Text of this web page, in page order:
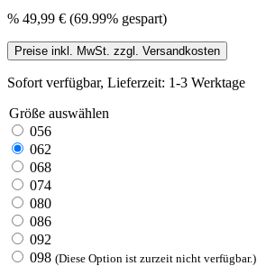
% 49,99 € (69.99% gespart)
Preise inkl. MwSt. zzgl. Versandkosten
Sofort verfügbar, Lieferzeit: 1-3 Werktage
Größe auswählen
056
062
068
074
080
086
092
098 (Diese Option ist zurzeit nicht verfügbar.)